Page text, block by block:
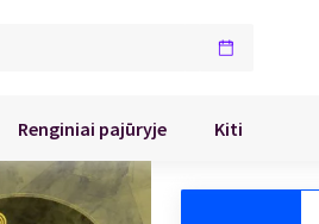
Renginiai pajūryje Kiti